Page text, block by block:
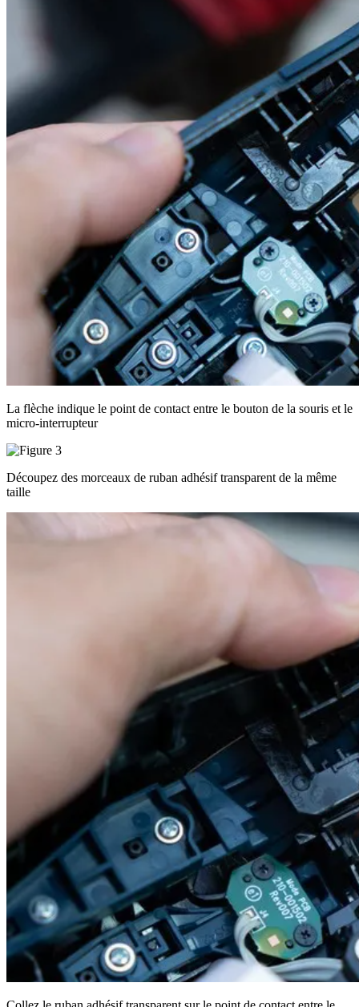
La flèche indique le point de contact entre le bouton de la souris et le
micro-interrupteur
Découpez des morceaux de ruban adhésif transparent de la même
taille